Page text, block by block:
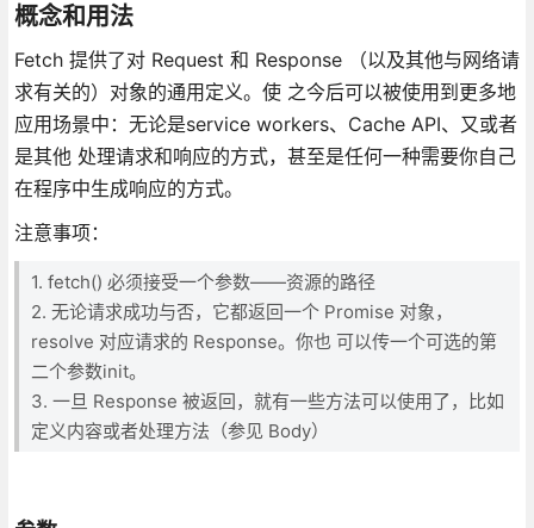
概念和用法
Fetch 提供了对 Request 和 Response （以及其他与网络请
求有关的）对象的通用定义。使 之今后可以被使用到更多地
应用场景中：无论是service workers、Cache API、又或者
是其他 处理请求和响应的方式，甚至是任何一种需要你自己
在程序中生成响应的方式。
注意事项：
1. fetch() 必须接受一个参数——资源的路径
2. 无论请求成功与否，它都返回一个 Promise 对象，
resolve 对应请求的 Response。你也 可以传一个可选的第
二个参数init。
3. 一旦 Response 被返回，就有一些方法可以使用了，比如
定义内容或者处理方法（参见 Body）